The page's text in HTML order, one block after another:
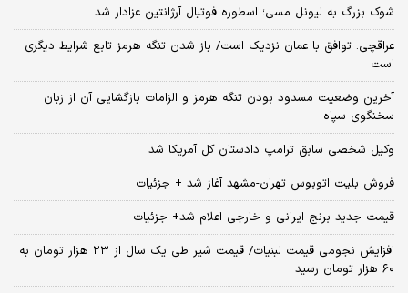
شوک بزرگ به لیونل مسی؛ اسطوره فوتبال آرژانتین عزادار شد
عراقچی: توافق با عمان نزدیک است/ باز شدن تنگه هرمز تابع شرایط دیگری
است
آخرین وضعیت مسدود بودن تنگه هرمز و الزامات بازگشایی آن از زبان
سخنگوی سپاه
وکیل شخصی سابق ترامپ دادستان کل آمریکا شد
فروش بلیت اتوبوس تهران-مشهد آغاز شد + جزئیات
قیمت جدید برنج ایرانی و خارجی اعلام شد+ جزئیات
افزایش نجومی قیمت لبنیات/ قیمت شیر طی یک سال از ۲۳ هزار تومان به
۶۰ هزار تومان رسید